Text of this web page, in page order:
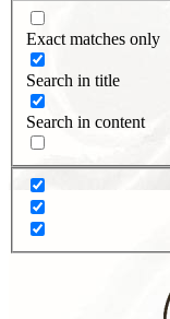
Exact matches only
Search in title
Search in content